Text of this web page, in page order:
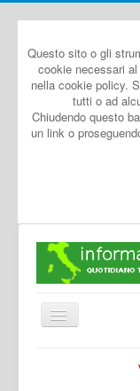
Questo sito o gli
cookie necessari
nella cookie policy.
tutti o ad
Chiudendo questo
un link o
Cambia
navigazione